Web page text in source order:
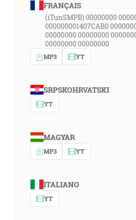
FRANÇAIS
(iTunSMPB) 00000000
000000001407CAB0
00000000 00000000
00000000 00000000
MP3 YT
SRPSKOHRVATSKI
YT
MAGYAR
MP3 YT
ITALIANO
YT